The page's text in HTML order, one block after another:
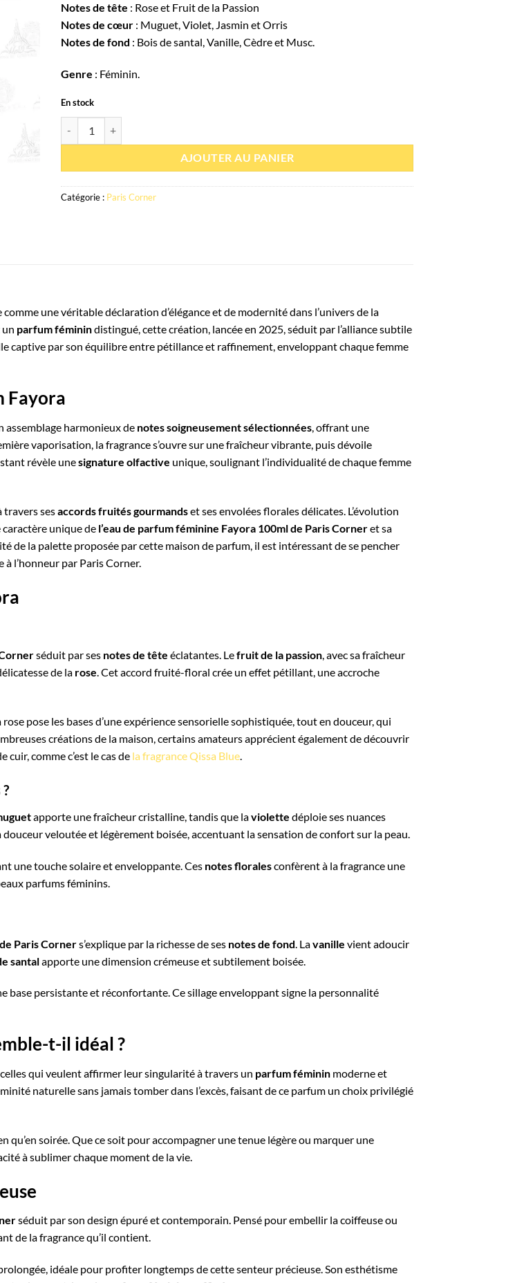
Notes de tête : Rose et Fruit de la Passion
Notes de cœur : Muguet, Violet, Jasmin et Orris
Notes de fond : Bois de santal, Vanille, Cèdre et Musc.
Genre : Féminin.
En stock
AJOUTER AU PANIER
Catégorie : Paris Corner
comme une véritable déclaration d’élégance et de modernité dans l’univers de la
parfum féminindistingué, cette création, lancée en 2025, séduit par l’alliance subtile
captive par son équilibre entre pétillance et raffinement, enveloppant chaque femme
Fayora
assemblage harmonieux de notes soigneusement sélectionnées, offrant une
vaporisation, la fragrance s’ouvre sur une fraîcheur vibrante, puis dévoile
révèle unesignature olfactive unique, soulignant l’individualité de chaque femme
travers sesaccords fruités gourmandset ses envolées florales délicates. L’évolution
unique de l’eau de parfum féminine Fayora 100ml de Paris Corneret sa
de la palette proposée par cette maison de parfum, il est intéressant de se pencher
l’honneur par Paris Corner.
séduit par ses notes de tête éclatantes. Lefruit de la passion, avec sa fraîcheur
de la rose. Cet accord fruité-floral crée un effet pétillant, une accroche
pose les bases d’une expérience sensorielle sophistiquée, tout en douceur, qui
créations de la maison, certains amateurs apprécient également de découvrir
comme c’est le cas de la fragrance Qissa Blue.
apporte une fraîcheur cristalline, tandis que laviolette déploie ses nuances
veloutée et légèrement boisée, accentuant la sensation de confort sur la peau.
une touche solaire et enveloppante. Ces notes floralesconfèrent à la fragrance une
parfums féminins.
Paris Corners’explique par la richesse de ses notes de fond . Lavanille vient adoucir
santalapporte une dimension crémeuse et subtilement boisée.
persistante et réconfortante. Ce sillage enveloppant signe la personnalité
t-il idéal ?
qui veulent affirmer leur singularité à travers un parfum féminin moderne et
naturelle sans jamais tomber dans l’excès, faisant de ce parfum un choix privilégié
soirée. Que ce soit pour accompagner une tenue légère ou marquer une
à sublimer chaque moment de la vie.
séduit par son design épuré et contemporain. Pensé pour embellir la coiffeuse ou
de la fragrance qu’il contient.
idéale pour profiter longtemps de cette senteur précieuse. Son esthétisme